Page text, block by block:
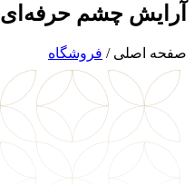
آرایش چشم حرفه‌ای
صفحه اصلی / فروشگاه